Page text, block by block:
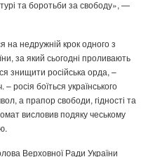
та боротьби за свободу», —
на недружній крок одного з
за який сьогодні проливають
знищити російська орда, –
росія боїться українського
а прапор свободи, гідності та
висловив подяку чеському
Верховної Ради України